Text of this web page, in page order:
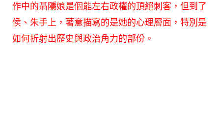
作中的聶隱娘是個能左右政權的頂絕刺客，但到了
侯、朱手上，著意描寫的是她的心理層面，特別是
如何折射出歷史與政治角力的部份。